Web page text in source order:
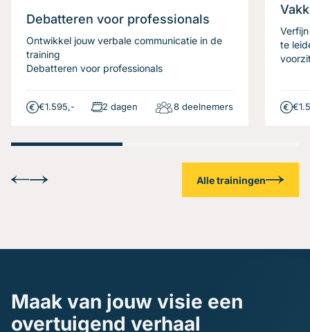
Debatteren voor professionals
Ontwikkel jouw verbale communicatie in de
training
Debatteren voor professionals
€1.595,- 2 dagen 8 deelnemers
te
Alle trainingen
Maak van jouw visie een
overtuigend verhaal